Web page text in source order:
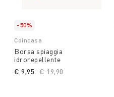
-50%
Coincasa
Borsa spiaggia
idrorepellente
Price reduced from
€ 19,90to
€ 9,95